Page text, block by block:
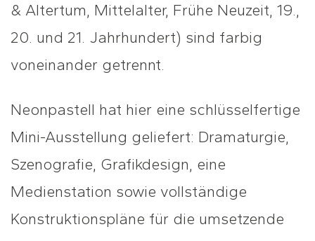
& Altertum, Mittelalter, Frühe Neuzeit, 19.,
20. und 21. Jahrhundert) sind farbig
voneinander getrennt.
Neonpastell hat hier eine schlüsselfertige
Mini-Ausstellung geliefert: Dramaturgie,
Szenografie, Grafikdesign, eine
Medienstation sowie vollständige
Konstruktionspläne für die umsetzende